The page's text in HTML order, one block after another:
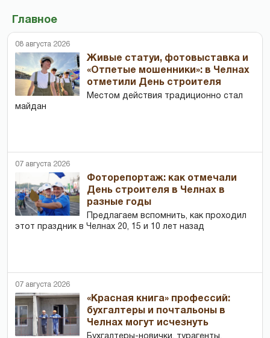
Главное
08 августа 2026
Живые статуи, фотовыставка и
«Отпетые мошенники»: в Челнах
отметили День строителя
Местом действия традиционно стал
майдан
07 августа 2026
Фоторепортаж: как отмечали
День строителя в Челнах в
разные годы
Предлагаем вспомнить, как проходил
этот праздник в Челнах 20, 15 и 10 лет назад
07 августа 2026
«Красная книга» профессий:
бухгалтеры и почтальоны в
Челнах могут исчезнуть
Бухгалтеры-новички, тур­агенты,